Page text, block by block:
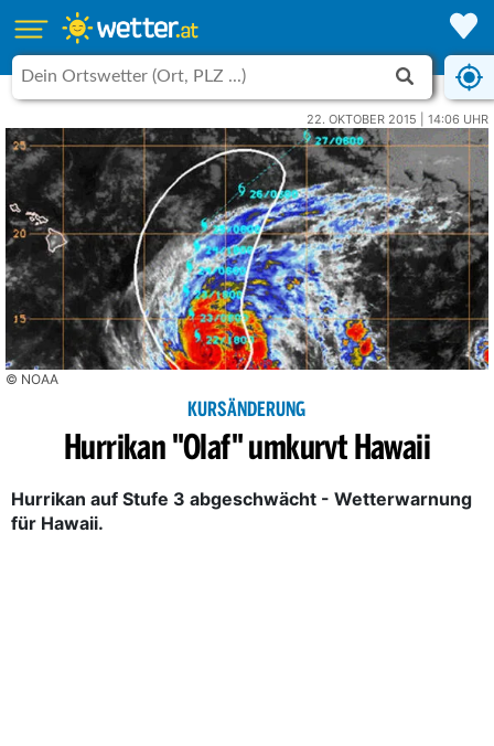
22. OKTOBER 2015 | 14:06 UHR
© NOAA
KURSÄNDERUNG
Hurrikan "Olaf" umkurvt Hawaii
Hurrikan auf Stufe 3 abgeschwächt - Wetterwarnung
für Hawaii.